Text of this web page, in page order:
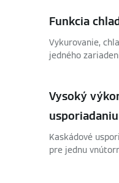
Funkcia
Vykurovanie,
jedného
Vysoký
usporiadaniu
Kaskádové
pre jednu